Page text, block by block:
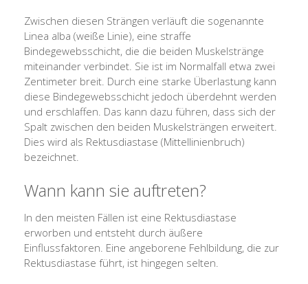
Zwischen diesen Strängen verläuft die sogenannte
Linea alba (weiße Linie), eine straffe
Bindegewebsschicht, die die beiden Muskelstränge
miteinander verbindet. Sie ist im Normalfall etwa zwei
Zentimeter breit. Durch eine starke Überlastung kann
diese Bindegewebsschicht jedoch überdehnt werden
und erschlaffen. Das kann dazu führen, dass sich der
Spalt zwischen den beiden Muskelsträngen erweitert.
Dies wird als Rektusdiastase (Mittellinienbruch)
bezeichnet.
Wann kann sie auftreten?
In den meisten Fällen ist eine Rektusdiastase
erworben und entsteht durch äußere
Einflussfaktoren. Eine angeborene Fehlbildung, die zur
Rektusdiastase führt, ist hingegen selten.